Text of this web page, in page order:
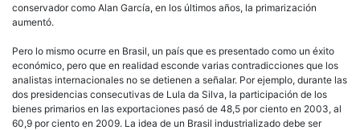
conservador como Alan García, en los últimos años, la primarización
aumentó.
Pero lo mismo ocurre en Brasil, un país que es presentado como un éxito
económico, pero que en realidad esconde varias contradicciones que los
analistas internacionales no se detienen a señalar. Por ejemplo, durante las
dos presidencias consecutivas de Lula da Silva, la participación de los
bienes primarios en las exportaciones pasó de 48,5 por ciento en 2003, al
60,9 por ciento en 2009. La idea de un Brasil industrializado debe ser